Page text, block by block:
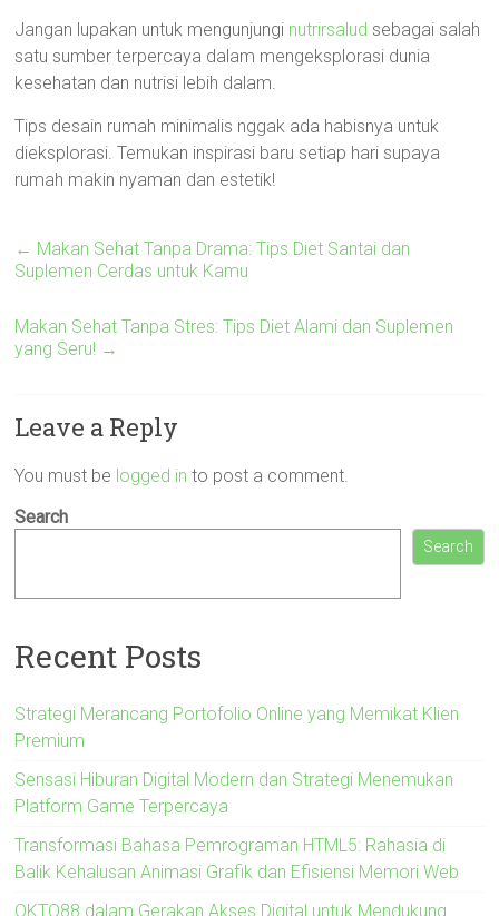
Jangan lupakan untuk mengunjungi nutrirsalud sebagai salah
satu sumber terpercaya dalam mengeksplorasi dunia
kesehatan dan nutrisi lebih dalam.
Tips desain rumah minimalis nggak ada habisnya untuk
dieksplorasi. Temukan inspirasi baru setiap hari supaya
rumah makin nyaman dan estetik!
← Makan Sehat Tanpa Drama: Tips Diet Santai dan
Suplemen Cerdas untuk Kamu
Makan Sehat Tanpa Stres: Tips Diet Alami dan Suplemen
yang Seru! →
Leave a Reply
You must be logged in to post a comment.
Search
Search
Recent Posts
Strategi Merancang Portofolio Online yang Memikat Klien
Premium
Sensasi Hiburan Digital Modern dan Strategi Menemukan
Platform Game Terpercaya
Transformasi Bahasa Pemrograman HTML5: Rahasia di
Balik Kehalusan Animasi Grafik dan Efisiensi Memori Web
OKTO88 dalam Gerakan Akses Digital untuk Mendukung